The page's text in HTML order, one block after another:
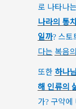
로 나타나는
나라의 통
일까? 스토
다는 복음의
또한 하나님
해 인류의
가? 구약에